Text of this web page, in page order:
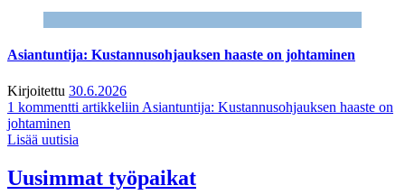
Asiantuntija: Kustannusohjauksen haaste on johtaminen
Kirjoitettu 30.6.2026
1 kommentti artikkeliin Asiantuntija: Kustannusohjauksen haaste on
johtaminen
Lisää uutisia
Uusimmat työpaikat